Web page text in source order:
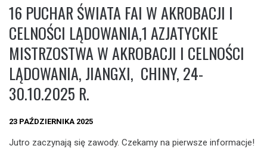
16 PUCHAR ŚWIATA FAI W AKROBACJI I
CELNOŚCI LĄDOWANIA,1 AZJATYCKIE
MISTRZOSTWA W AKROBACJI I CELNOŚCI
LĄDOWANIA, JIANGXI, CHINY, 24-
30.10.2025 R.
23 PAŹDZIERNIKA 2025
Jutro zaczynają się zawody. Czekamy na pierwsze informacje!